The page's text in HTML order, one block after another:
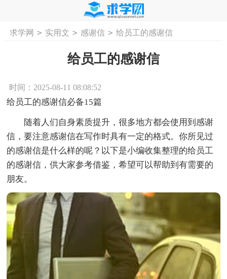
首页 工作计划 活动计划 学习计划
求学网 > 实用文 > 感谢信 > 给员工的感谢信
给员工的感谢信
时间：2025-08-11 08:08:52
给员工的感谢信必备15篇
随着人们自身素质提升，很多地方都会使用到感谢
信，要注意感谢信在写作时具有一定的格式。你所见过
的感谢信是什么样的呢？以下是小编收集整理的给员工
的感谢信，供大家参考借鉴，希望可以帮助到有需要的
朋友。